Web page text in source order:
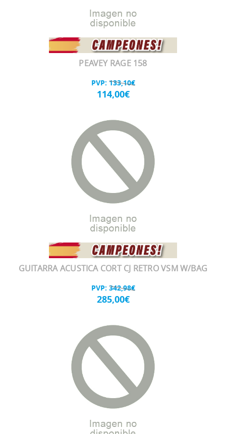
PEAVEY RAGE 158
PVP: 133,10€
114,00€
GUITARRA ACUSTICA CORT CJ RETRO VSM W/BAG
PVP: 342,98€
285,00€